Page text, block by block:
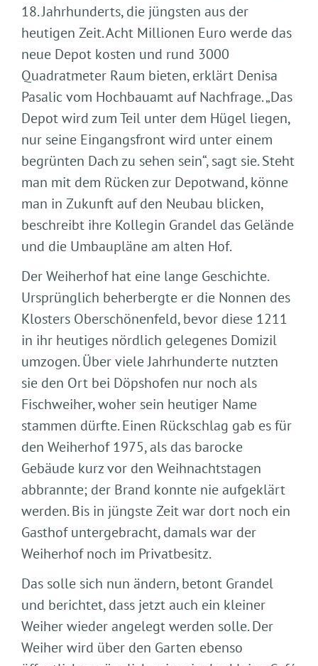
18. Jahrhunderts, die jüngsten aus der
heutigen Zeit. Acht Millionen Euro werde das
neue Depot kosten und rund 3000
Quadratmeter Raum bieten, erklärt Denisa
Pasalic vom Hochbauamt auf Nachfrage. „Das
Depot wird zum Teil unter dem Hügel liegen,
nur seine Eingangsfront wird unter einem
begrünten Dach zu sehen sein“, sagt sie. Steht
man mit dem Rücken zur Depotwand, könne
man in Zukunft auf den Neubau blicken,
beschreibt ihre Kollegin Grandel das Gelände
und die Umbaupläne am alten Hof.
Der Weiherhof hat eine lange Geschichte.
Ursprünglich beherbergte er die Nonnen des
Klosters Oberschönenfeld, bevor diese 1211
in ihr heutiges nördlich gelegenes Domizil
umzogen. Über viele Jahrhunderte nutzten
sie den Ort bei Döpshofen nur noch als
Fischweiher, woher sein heutiger Name
stammen dürfte. Einen Rückschlag gab es für
den Weiherhof 1975, als das barocke
Gebäude kurz vor den Weihnachtstagen
abbrannte; der Brand konnte nie aufgeklärt
werden. Bis in jüngste Zeit war dort noch ein
Gasthof untergebracht, damals war der
Weiherhof noch im Privatbesitz.
Das solle sich nun ändern, betont Grandel
und berichtet, dass jetzt auch ein kleiner
Weiher wieder angelegt werden solle. Der
Weiher wird über den Garten ebenso